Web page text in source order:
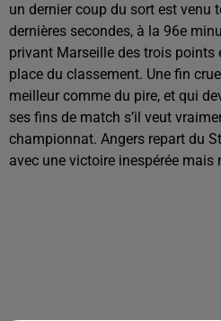
un dernier coup du sort est venu
dernières secondes, à la 96e
privant Marseille des trois points
place du classement. Une fin
meilleur comme du pire, et qui
ses fins de match s’il veut
championnat. Angers repart du
avec une victoire inespérée mais